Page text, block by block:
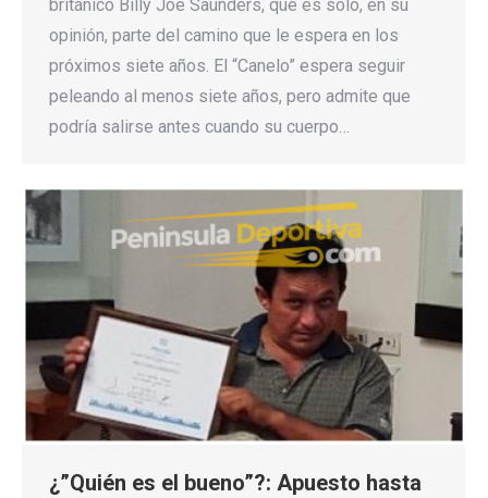
británico Billy Joe Saunders, que es solo, en su
opinión, parte del camino que le espera en los
próximos siete años. El “Canelo” espera seguir
peleando al menos siete años, pero admite que
podría salirse antes cuando su cuerpo…
¿”Quién es el bueno”?: Apuesto hasta